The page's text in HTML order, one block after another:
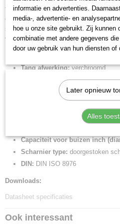
Bruto gewicht
0,34 Kg
Afmetingen (l,b,h)
24,50 x 4,80 x 1,40 cm
tanden, hardheid van de tanden ca. 61
dankzij hoge slijtvastheid. Hoge
scharnier is gemakkelijk te verstellen
verbinding tot stand komt.
Tang afwerking:verchroomd
Benen/handgrepen:met anti-
Kop afwerking:verchroomd
Capaciteit voor moeren
Capaciteit voor buizen inch
Scharnier type: doorgestoken
DIN: DIN ISO 8976
Downloads:
Datasheet specificaties
Ook interessant
informatie en advertenties.
media-, advertentie- en
hoe u onze site gebruikt. Zij kunnen
combinatie met andere gegevens
door uw gebruik van hun diensten
Later opnieuw
Alles